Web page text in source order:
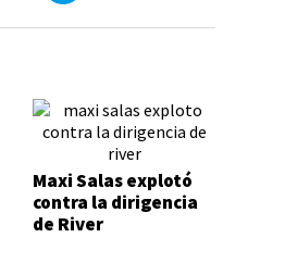
Maxi Salas explotó
contra la dirigencia
de River